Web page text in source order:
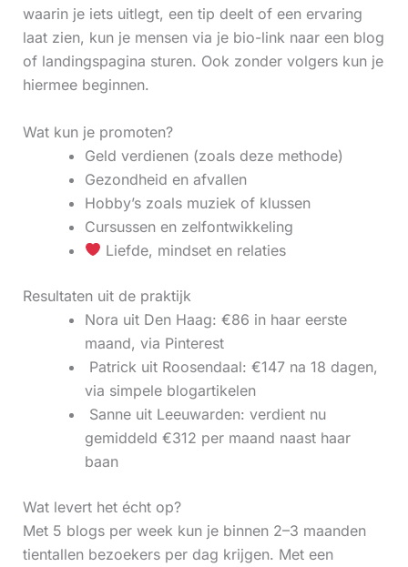
waarin je iets uitlegt, een tip deelt of een ervaring
laat zien, kun je mensen via je bio-link naar een blog
of landingspagina sturen. Ook zonder volgers kun je
hiermee beginnen.
Wat kun je promoten?
Geld verdienen (zoals deze methode)
Gezondheid en afvallen
Hobby’s zoals muziek of klussen
Cursussen en zelfontwikkeling
Liefde, mindset en relaties
Resultaten uit de praktijk
Nora uit Den Haag: €86 in haar eerste
maand, via Pinterest
‍ Patrick uit Roosendaal: €147 na 18 dagen,
via simpele blogartikelen
‍ Sanne uit Leeuwarden: verdient nu
gemiddeld €312 per maand naast haar
baan
Wat levert het écht op?
Met 5 blogs per week kun je binnen 2–3 maanden
tientallen bezoekers per dag krijgen. Met een